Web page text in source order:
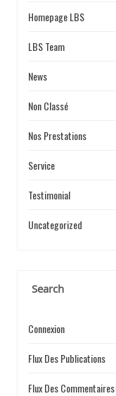
Homepage LBS
LBS Team
News
Non Classé
Nos Prestations
Service
Testimonial
Uncategorized
Search
Connexion
Flux Des Publications
Flux Des Commentaires